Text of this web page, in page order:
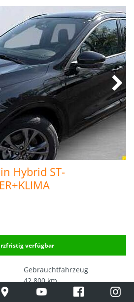
Hybrid ST-
verfügbar
Gebrauchtfahrzeug
42.800 km
07.06.2022